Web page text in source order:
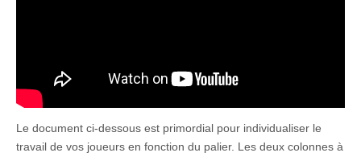
Le document ci-dessous est primordial pour individualiser le
travail de vos joueurs en fonction du palier. Les deux colonnes à